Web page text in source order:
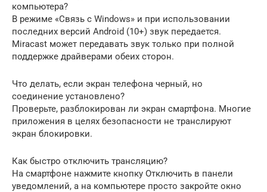
компьютера?
В режиме «Связь с Windows» и при использовании
последних версий Android (10+) звук передается.
Miracast может передавать звук только при полной
поддержке драйверами обеих сторон.
Что делать, если экран телефона черный, но
соединение установлено?
Проверьте, разблокирован ли экран смартфона. Многие
приложения в целях безопасности не транслируют
экран блокировки.
Как быстро отключить трансляцию?
На смартфоне нажмите кнопку Отключить в панели
уведомлений, а на компьютере просто закройте окно